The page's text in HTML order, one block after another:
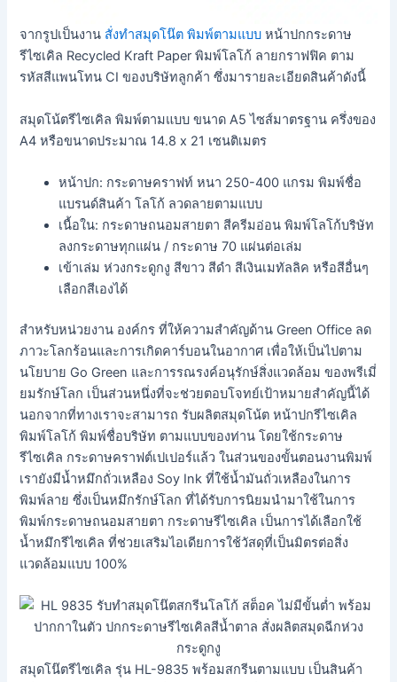
จากรูปเป็นงาน สั่งทำสมุดโน๊ต พิมพ์ตามแบบ หน้าปกกระดาษ
รีไซเคิล Recycled Kraft Paper พิมพ์โลโก้ ลายกราฟฟิค ตาม
รหัสสีแพนโทน CI ของบริษัทลูกค้า ซึ่งมารายละเอียดสินค้าดังนี้
สมุดโน้ตรีไซเคิล พิมพ์ตามแบบ ขนาด A5 ไซส์มาตรฐาน ครึ่งของ
A4 หรือขนาดประมาณ 14.8 x 21 เซนติเมตร
หน้าปก: กระดาษคราฟท์ หนา 250-400 แกรม พิมพ์ชื่อ
แบรนด์สินค้า โลโก้ ลวดลายตามแบบ
เนื้อใน: กระดาษถนอมสายตา สีครีมอ่อน พิมพ์โลโก้บริษัท
ลงกระดาษทุกแผ่น / กระดาษ 70 แผ่นต่อเล่ม
เข้าเล่ม ห่วงกระดูกงู สีขาว สีดำ สีเงินเมทัลลิค หรือสีอื่นๆ
เลือกสีเองได้
สำหรับหน่วยงาน องค์กร ที่ให้ความสำคัญด้าน Green Office ลด
ภาวะโลกร้อนและการเกิดคาร์บอนในอากาศ เพื่อให้เป็นไปตาม
นโยบาย Go Green และการรณรงค์อนุรักษ์สิ่งแวดล้อม ของพรีเมี่
ยมรักษ์โลก เป็นส่วนหนึ่งที่จะช่วยตอบโจทย์เป้าหมายสำคัญนี้ได้
นอกจากที่ทางเราจะสามารถ รับผลิตสมุดโน้ต หน้าปกรีไซเคิล
พิมพ์โลโก้ พิมพ์ชื่อบริษัท ตามแบบของท่าน โดยใช้กระดาษ
รีไซเคิล กระดาษคราฟต์เปเปอร์แล้ว ในส่วนของขั้นตอนงานพิมพ์
เรายังมีน้ำหมึกถั่วเหลือง Soy Ink ที่ใช้น้ำมันถั่วเหลืองในการ
พิมพ์ลาย ซึ่งเป็นหมึกรักษ์โลก ที่ได้รับการนิยมนำมาใช้ในการ
พิมพ์กระดาษถนอมสายตา กระดาษรีไซเคิล เป็นการได้เลือกใช้
น้ำหมึกรีไซเคิล ที่ช่วยเสริมไอเดียการใช้วัสดุที่เป็นมิตรต่อสิ่ง
แวดล้อมแบบ 100%
สมุดโน๊ตรีไซเคิล รุ่น HL-9835 พร้อมสกรีนตามแบบ เป็นสินค้า